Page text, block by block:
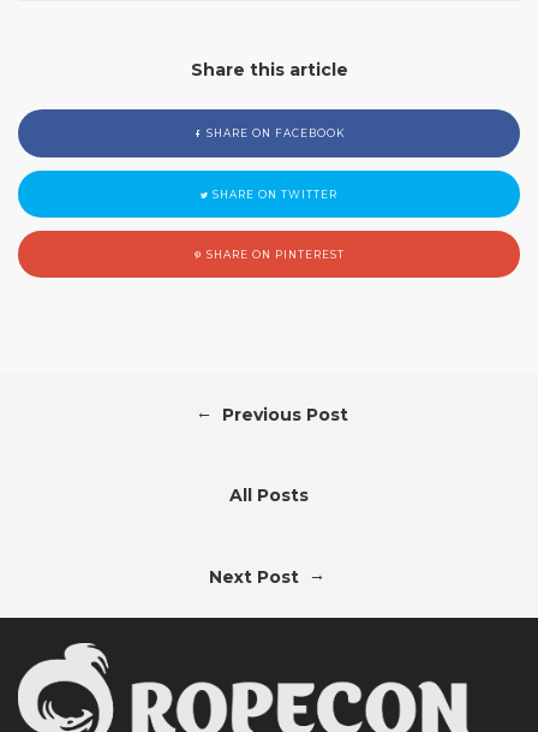
Share this article
SHARE ON FACEBOOK
SHARE ON TWITTER
SHARE ON PINTEREST
← Previous Post
All Posts
Next Post →